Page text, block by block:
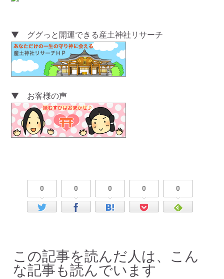
▼ ググっと開運できる産土神社リサーチ
▼ お客様の声
0 0 0 0 0
この記事を読んだ人は、こん
な記事も読んでいます